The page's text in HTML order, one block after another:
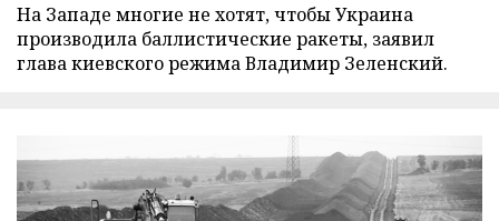
На Западе многие не хотят, чтобы Украина
производила баллистические ракеты, заявил
глава киевского режима Владимир Зеленский.